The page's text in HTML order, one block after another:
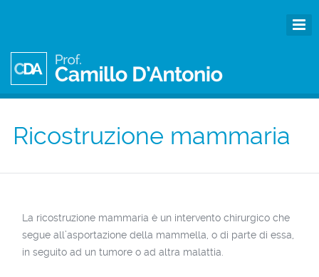
Ricostruzione mammaria
La ricostruzione mammaria è un intervento chirurgico che
segue all’asportazione della mammella, o di parte di essa,
in seguito ad un tumore o ad altra malattia.